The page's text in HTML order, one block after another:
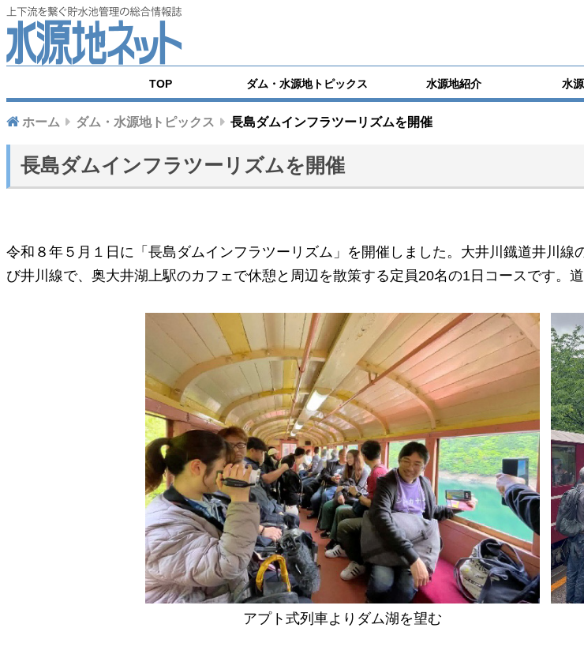
TOP ダム・水源地トピックス 水源地紹介 水
ホーム ダム・水源地トピックス 長島ダムインフラツーリズムを開催
長島ダムインフラツーリズムを開催
令和８年５月１日に「長島ダムインフラツーリズム」を開催しました。大井川鐡道井川
び井川線で、奥大井湖上駅のカフェで休憩と周辺を散策する定員20名の1日コースです。
アプト式列車よりダム湖を望む